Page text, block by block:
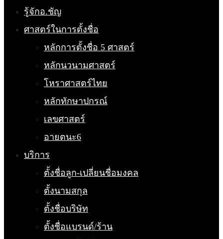
รู้จักอ.ชัญ
ศาสตร์ในการตั้งชื่อ
หลักการตั้งชื่อ 5 ศาสตร์
หลักนวนามศาสตร์
โหราศาสตร์ไทย
หลักทักษาปกรณ์
เลขศาสตร์
อายตนะ6
บริการ
ตั้งชื่อลูก-เปลี่ยนชื่อมงคล
ตั้งนามสกุล
ตั้งชื่อบริษัท
ตั้งชื่อแบรนด์/ร้าน